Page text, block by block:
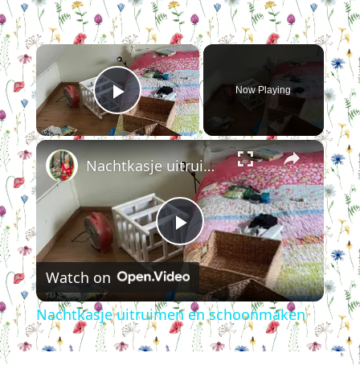
×
Play Video
Now Playing
×
Play
Video
Nachtkasje uitruimen en schoonmaken
Watch on
Nachtkasje uitruimen en schoonmaken